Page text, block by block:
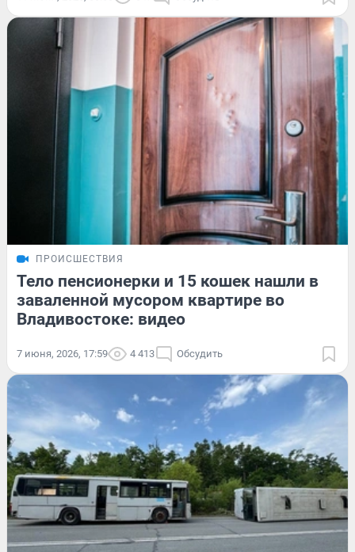
ПРОИСШЕСТВИЯ
Тело пенсионерки и 15 кошек нашли в
заваленной мусором квартире во
Владивостоке: видео
7 июня, 2026, 17:59 4 413 Обсудить